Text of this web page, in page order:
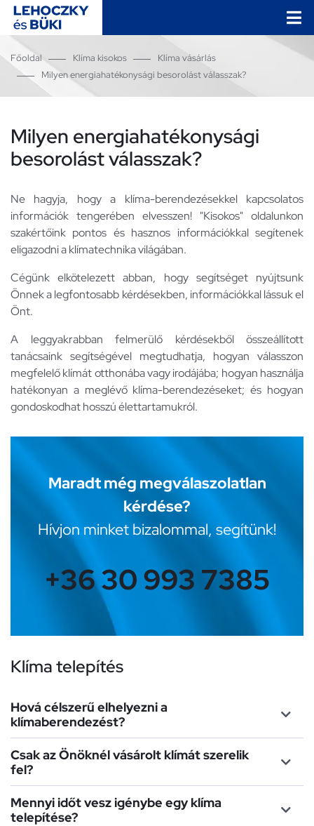
Főoldal Klíma kisokos
Klíma vásárlás
Milyen energiahatékonysági besorolást válasszak?
Milyen energiahatékonysági
besorolást válasszak?
Ne hagyja, hogy a klíma-berendezésekkel kapcsolatos
információk tengerében elvesszen! "Kisokos" oldalunkon
szakértőink pontos és hasznos információkkal segítenek
eligazodni a klímatechnika világában.
Cégünk elkötelezett abban, hogy segítséget nyújtsunk
Önnek a legfontosabb kérdésekben, információkkal lássuk el
Önt.
A leggyakrabban felmerülő kérdésekből összeállított
tanácsaink segítségével megtudhatja, hogyan válasszon
megfelelő klímát otthonába vagy irodájába; hogyan használja
hatékonyan a meglévő klíma-berendezéseket; és hogyan
gondoskodhat hosszú élettartamukról.
Maradt még megválaszolatlan
kérdése?
Hívjon minket bizalommal, segítünk!
+36 30 993 7385
Klíma telepítés
Hová célszerű elhelyezni a
klímaberendezést?
Csak az Önöknél vásárolt klímát szerelik
fel?
Mennyi időt vesz igénybe egy klíma
telepítése?